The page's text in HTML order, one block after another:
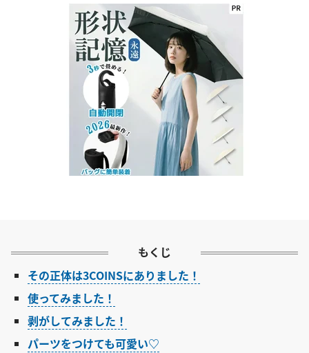
もくじ
その正体は3COINSにありました！
使ってみました！
剥がしてみました！
パーツをつけても可愛い♡